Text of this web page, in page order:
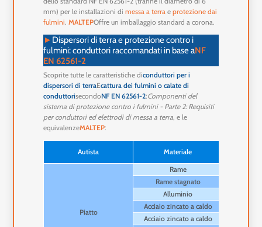
mm) per le installazioni dimessa a terra eprotezione dai
fulmini.MALTEPOffre un imballaggio standard a corona.
► Dispersori di terra e protezione contro i
fulmini: conduttori raccomandati in base aNF
EN 62561-2
Scoprite tutte le caratteristiche diconduttori per i
dispersori di terraEcattura dei fulmini o calate di
conduttorisecondoNF EN 62561-2:Componenti del
sistema di protezione contro i fulmini - Parte 2: Requisiti
per conduttori ed elettrodi di messa a terra, e le
equivalenzeMALTEP:
Autista Materiale
Piatto
Rame
Rame stagnato
Alluminio
Acciaio zincato a caldo
Acciaio zincato a caldo